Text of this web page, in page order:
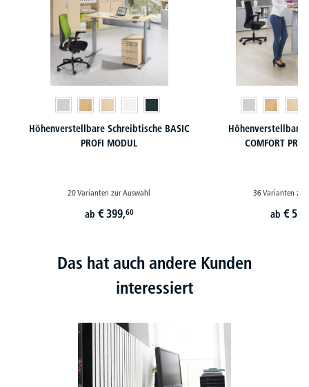
Höhenverstellbare Schreibtische BASIC
PROFI MODUL
20 Varianten zur Auswahl
ab € 399,60
Höhenverstellbare
COMFORT
36 Varianten zur
ab €
Das hat auch andere Kunden
interessiert